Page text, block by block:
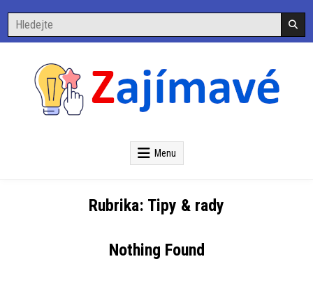
content
Search
for:
Menu
Rubrika: Tipy & rady
Nothing Found